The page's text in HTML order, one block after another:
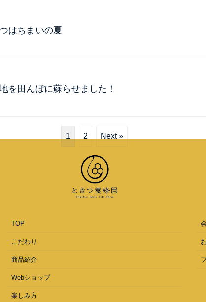
はちまいの夏
を田んぼに蘇らせました！
1 2 Next »
TOP
こだわり
商品紹介
Webショップ
楽しみ方